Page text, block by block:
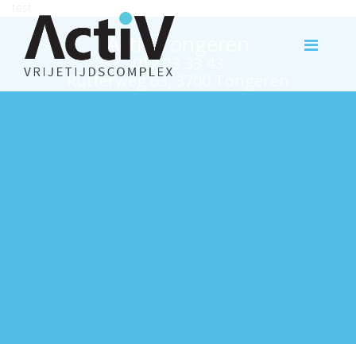
Activ Tongeren
012 23 33 43
Rutterweg 63, 3700 Tongeren